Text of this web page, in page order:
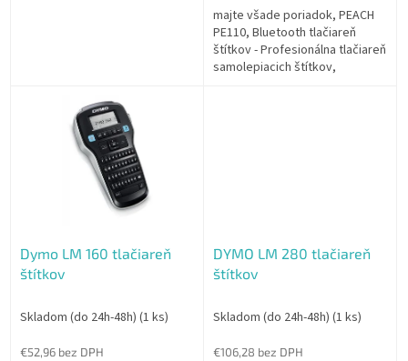
majte všade poriadok, PEACH
PE110, Bluetooth tlačiareň
štítkov - Profesionálna tlačiareň
samolepiacich štítkov,
Dymo LM 160 tlačiareň
štítkov
Skladom (do 24h-48h) (1 ks)
€52,96 bez DPH
DYMO LM 280 tlačiareň
štítkov
Skladom (do 24h-48h) (1 ks)
€106,28 bez DPH